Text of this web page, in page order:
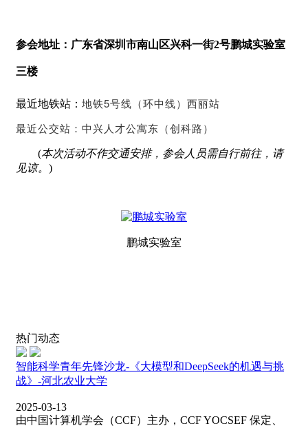
参会地址：广东省深圳市南山区兴科一街2号鹏城实验室
三楼
最近地铁站： 地铁5号线 （环中线） 西丽站
最近公交站： 中 兴 人才公寓东 （创 科路）
(本次活动不作交通安排，参会人员需自行前往，请
见谅。 )
鹏城实验室
热门动态
智能科学青年先锋沙龙-《大模型和DeepSeek的机遇与挑
战》-河北农业大学
2025-03-13
由中国计算机学会（CCF）主办，CCF YOCSEF 保定、